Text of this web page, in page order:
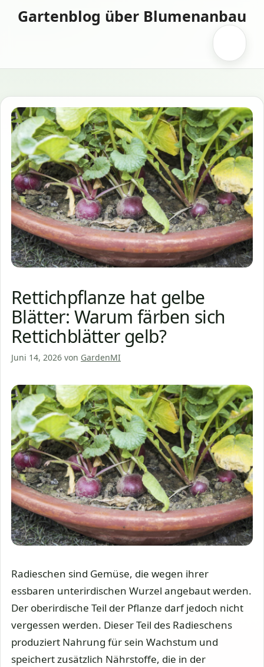
InhaltGartenblog über Blumenanbau
Rettichpflanze hat gelbe
Blätter: Warum färben sich
Rettichblätter gelb?
Juni 14, 2026 von GardenMI
Radieschen sind Gemüse, die wegen ihrer
essbaren unterirdischen Wurzel angebaut werden.
Der oberirdische Teil der Pflanze darf jedoch nicht
vergessen werden. Dieser Teil des Radieschens
produziert Nahrung für sein Wachstum und
speichert zusätzlich Nährstoffe, die in der